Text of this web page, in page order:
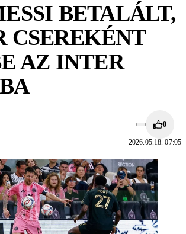
BETALÁLT,
CSEREKÉNT
AZ INTER
0
2026.05.18. 07:05